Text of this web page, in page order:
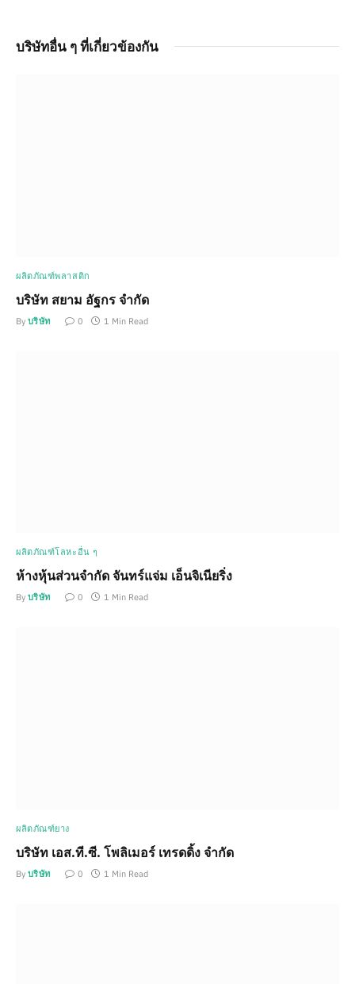
บริษัทอื่น ๆ ที่เกี่ยวข้องกัน
ผลิตภัณฑ์พลาสติก
บริษัท สยาม อัฐกร จำกัด
By บริษัท 0 1 Min Read
ผลิตภัณฑ์โลหะอื่น ๆ
ห้างหุ้นส่วนจำกัด จันทร์แจ่ม เอ็นจิเนียริ่ง
By บริษัท 0 1 Min Read
ผลิตภัณฑ์ยาง
บริษัท เอส.ที.ซี. โพลิเมอร์ เทรดดิ้ง จำกัด
By บริษัท 0 1 Min Read